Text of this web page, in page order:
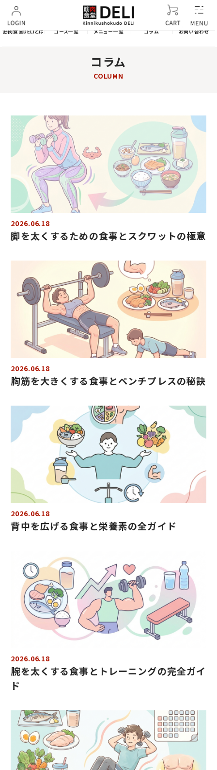
筋肉食堂DELIとは コース一覧 メニュー一覧 コラム お問い合わせ
コラム
COLUMN
2026.06.18
脚を太くするための食事とスクワットの極意
2026.06.18
胸筋を大きくする食事とベンチプレスの秘訣
2026.06.18
背中を広げる食事と栄養素の全ガイド
2026.06.18
腕を太くする食事とトレーニングの完全ガイ
ド